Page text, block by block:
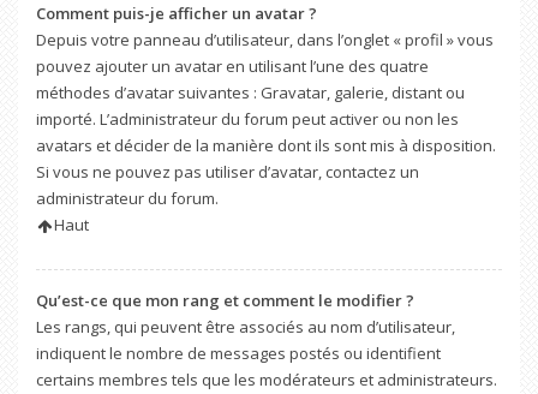
Comment puis-je afficher un avatar ?
Depuis votre panneau d’utilisateur, dans l’onglet « profil » vous
pouvez ajouter un avatar en utilisant l’une des quatre
méthodes d’avatar suivantes : Gravatar, galerie, distant ou
importé. L’administrateur du forum peut activer ou non les
avatars et décider de la manière dont ils sont mis à disposition.
Si vous ne pouvez pas utiliser d’avatar, contactez un
administrateur du forum.
Haut
Qu’est-ce que mon rang et comment le modifier ?
Les rangs, qui peuvent être associés au nom d’utilisateur,
indiquent le nombre de messages postés ou identifient
certains membres tels que les modérateurs et administrateurs.